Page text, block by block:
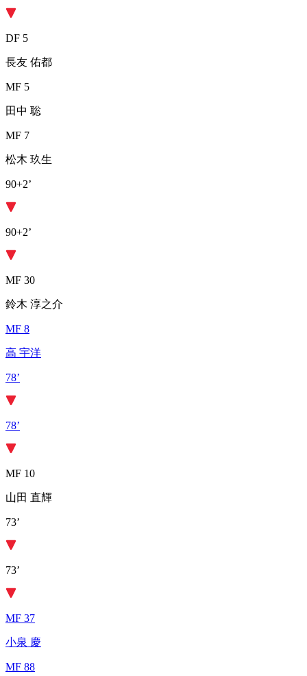
DF 5
長友 佑都
MF 5
田中 聡
MF 7
松木 玖生
90+2’
90+2’
MF 30
鈴木 淳之介
MF 8
高 宇洋
78’
78’
MF 10
山田 直輝
73’
73’
MF 37
小泉 慶
MF 88